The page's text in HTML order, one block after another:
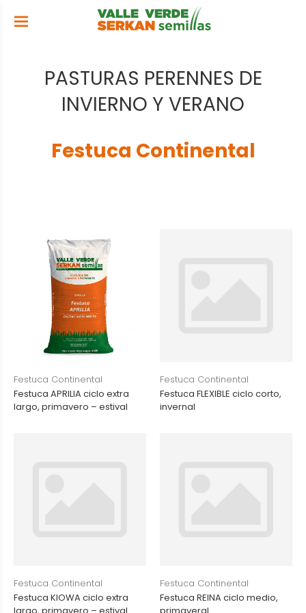
PASTURAS PERENNES DE
INVIERNO Y VERANO
Festuca Continental
Festuca Continental
Festuca APRILIA ciclo extra
largo, primavero – estival
Festuca Continental
Festuca FLEXIBLE ciclo corto,
invernal
Festuca Continental
Festuca KIOWA ciclo extra
Festuca Continental
Festuca REINA ciclo medio,